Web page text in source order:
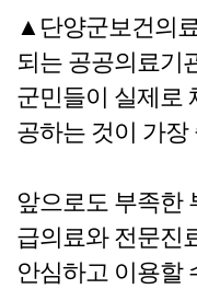
▲단양군보건의
되는 공공의료기
군민들이 실제로
공하는 것이 가
앞으로도 부족한
급의료와 전문진
안심하고 이용할